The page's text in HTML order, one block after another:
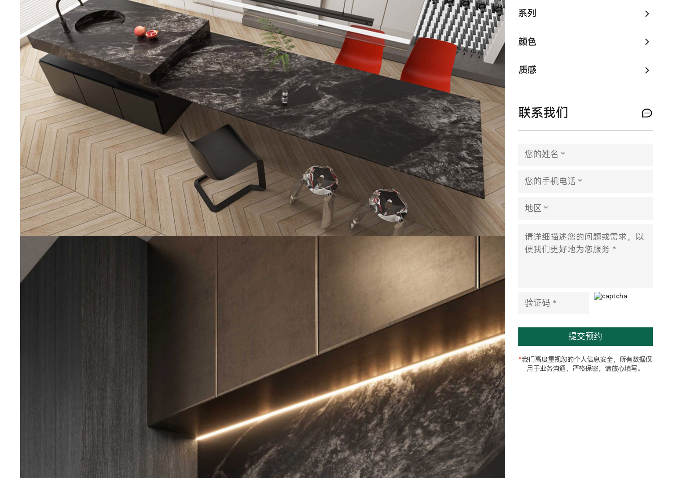
系列
颜色
质感
联系我们
e
p
*我们高度重视您的个人信息安全，所有数据仅
用于业务沟通，严格保密，请放心填写。